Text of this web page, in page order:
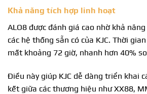
Khả năng tích hợp linh hoạt
ALO8 được đánh giá cao nhờ khả
các hệ thống sẵn có của KJC. Thời
mất khoảng 72 giờ, nhanh hơn 40%
Điều này giúp KJC dễ dàng triển khai
kết giữa các thương hiệu như XX88,